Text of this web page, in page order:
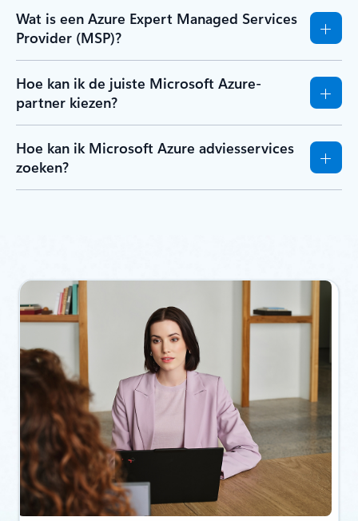
Wat is een Azure Expert Managed Services
Provider (MSP)?
Hoe kan ik de juiste Microsoft Azure-
partner kiezen?
Hoe kan ik Microsoft Azure adviesservices
zoeken?